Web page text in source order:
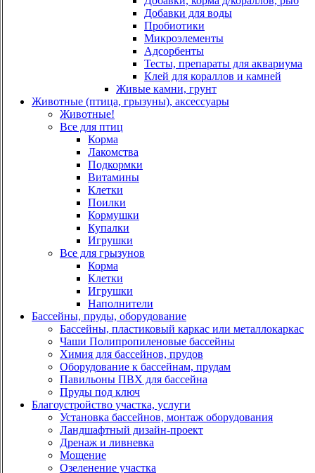
Добавки для воды
Пробиотики
Микроэлементы
Адсорбенты
Тесты, препараты для аквариума
Клей для кораллов и камней
Живые камни, грунт
Животные (птица, грызуны), аксессуары
Животные!
Все для птиц
Корма
Лакомства
Подкормки
Витамины
Клетки
Поилки
Кормушки
Купалки
Игрушки
Все для грызунов
Корма
Клетки
Игрушки
Наполнители
Бассейны, пруды, оборудование
Бассейны, пластиковый каркас или металлокаркас
Чаши Полипропиленовые бассейны
Химия для бассейнов, прудов
Оборудование к бассейнам, прудам
Павильоны ПВХ для бассейна
Пруды под ключ
Благоустройство участка, услуги
Установка бассейнов, монтаж оборудования
Ландшафтный дизайн-проект
Дренаж и ливневка
Мощение
Озеленение участка